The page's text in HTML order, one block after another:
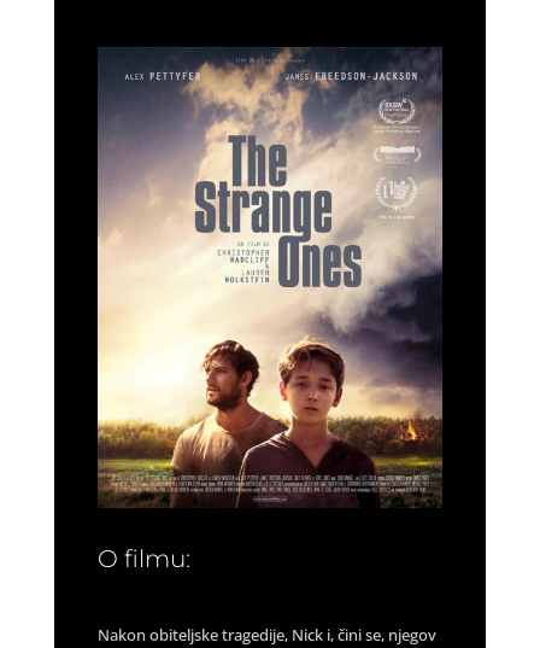
O filmu:
Nakon obiteljske tragedije, Nick i, čini se, njegov